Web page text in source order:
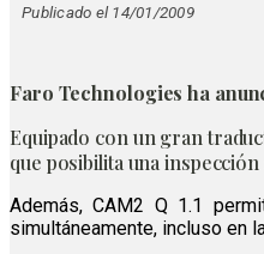
Publicado el 14/01/2009
Faro Technologies ha
Equipado con un gran
que posibilita una
Además, CAM2 Q 1.1
simultáneamente, incluso en